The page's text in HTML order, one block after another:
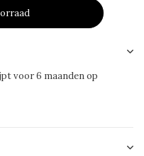
voor 6 maanden op